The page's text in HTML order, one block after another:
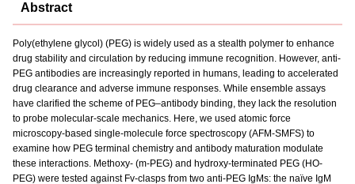
Abstract
Poly(ethylene glycol) (PEG) is widely used as a stealth polymer to enhance
drug stability and circulation by reducing immune recognition. However, anti-
PEG antibodies are increasingly reported in humans, leading to accelerated
drug clearance and adverse immune responses. While ensemble assays
have clarified the scheme of PEG–antibody binding, they lack the resolution
to probe molecular-scale mechanics. Here, we used atomic force
microscopy-based single-molecule force spectroscopy (AFM-SMFS) to
examine how PEG terminal chemistry and antibody maturation modulate
these interactions. Methoxy- (m-PEG) and hydroxy-terminated PEG (HO-
PEG) were tested against Fv-clasps from two anti-PEG IgMs: the naïve IgM